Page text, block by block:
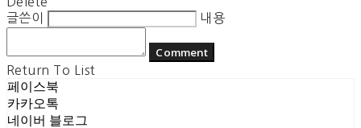
글쓴이
내용
Comment
Return To List
페이스북
카카오톡
네이버 블로그